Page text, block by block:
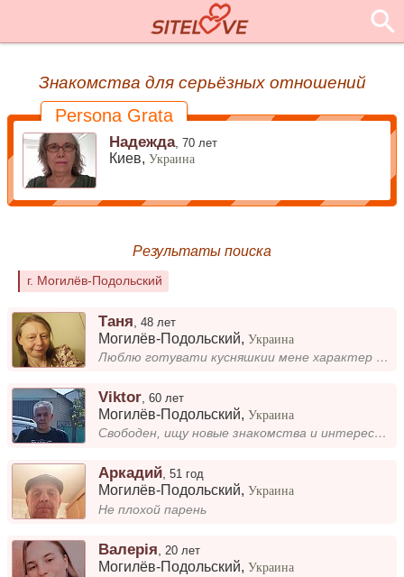
Знакомства для серьёзных отношений
Persona Grata
Надежда,70 лет
Киев,Украина
Результаты поиска
г. Могилёв-Подольский
Таня ,48 лет
Могилёв-Подольский,Украина
Люблю готувати кусняшкии мене характер упрямий и ласковий
Viktor ,60 лет
Могилёв-Подольский,Украина
Свободен, ищу новые знакомства и интересное общение. Люблю путешествовать, читать и проводить время на природе. Открыт к...
Аркадий,51 год
Могилёв-Подольский,Украина
Не плохой парень
Валерія 20 лет
Могилёв-Подольский,Украина